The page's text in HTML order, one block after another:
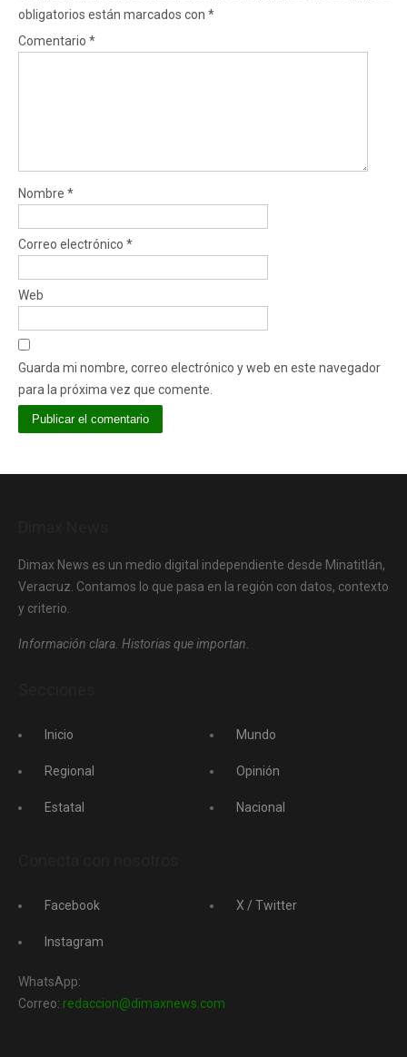
obligatorios están marcados con *
Comentario *
Nombre *
Correo electrónico *
Web
Guarda mi nombre, correo electrónico y web en este navegador
para la próxima vez que comente.
Dimax News es un medio digital independiente desde Minatitlán,
Veracruz. Contamos lo que pasa en la región con datos, contexto
y criterio.
Información clara. Historias que importan.
Inicio
Regional
Estatal
Mundo
Opinión
Nacional
Facebook
Instagram
X / Twitter
WhatsApp:
Correo: redaccion@dimaxnews.com